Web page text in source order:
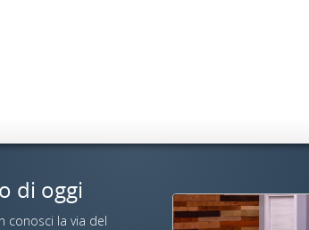
di oggi
conosci la via del